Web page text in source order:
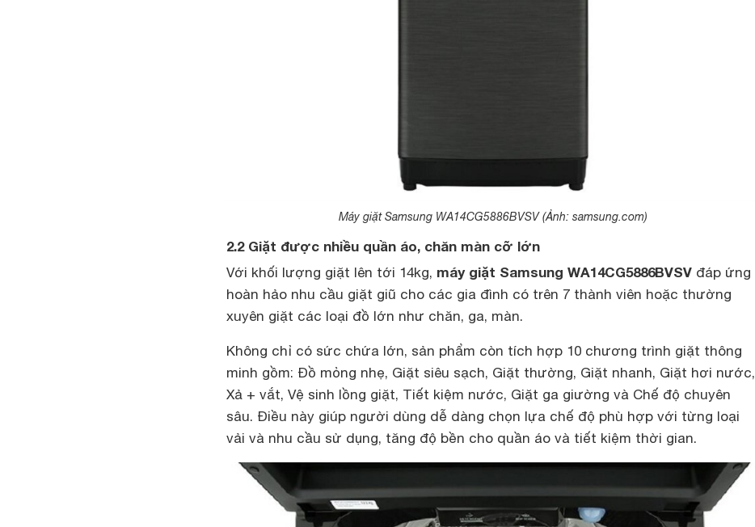
Máy giặt Samsung WA14CG5886BVSV (Ảnh: samsung.com)
2.2 Giặt được nhiều quần áo, chăn màn cỡ lớn
Với khối lượng giặt lên tới 14kg, máy giặt Samsung WA14CG5886BVSV đáp ứng
hoàn hảo nhu cầu giặt giũ cho các gia đình có trên 7 thành viên hoặc thường
xuyên giặt các loại đồ lớn như chăn, ga, màn.
Không chỉ có sức chứa lớn, sản phẩm còn tích hợp 10 chương trình giặt thông
minh gồm: Đồ mỏng nhẹ, Giặt siêu sạch, Giặt thường, Giặt nhanh, Giặt hơi nước,
Xả + vắt, Vệ sinh lồng giặt, Tiết kiệm nước, Giặt ga giường và Chế độ chuyên
sâu. Điều này giúp người dùng dễ dàng chọn lựa chế độ phù hợp với từng loại
vải và nhu cầu sử dụng, tăng độ bền cho quần áo và tiết kiệm thời gian.